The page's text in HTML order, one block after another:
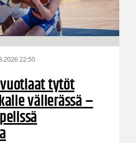
22:50
tytöt
välierässä –